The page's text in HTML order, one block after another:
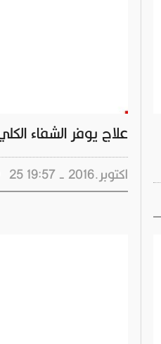
علاج يوفر الشفاء
25 اكتوبر.2016 - 19:57